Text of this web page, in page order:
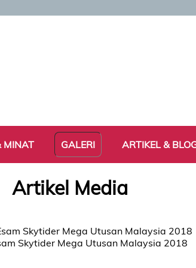
MINAT GALERI ARTIKEL &
Artikel Media
Skytider Mega Utusan Malaysia 2018